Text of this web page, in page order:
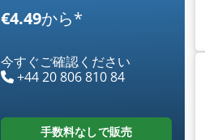
€4.49から*
今すぐご確認ください
+44 20 806 810 84
手数料なしで販売